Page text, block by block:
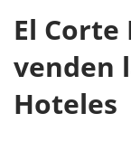
El
venden
Hoteles